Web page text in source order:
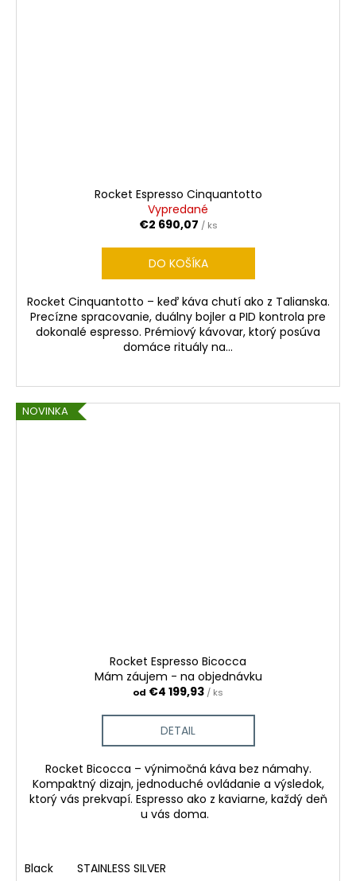
Rocket Espresso Cinquantotto
Vypredané
€2 690,07 / ks
DO KOŠÍKA
Rocket Cinquantotto – keď káva chutí ako z Talianska.
Precízne spracovanie, duálny bojler a PID kontrola pre
dokonalé espresso. Prémiový kávovar, ktorý posúva
domáce rituály na...
NOVINKA
Rocket Espresso Bicocca
Mám záujem - na objednávku
od €4 199,93 / ks
DETAIL
Rocket Bicocca – výnimočná káva bez námahy.
Kompaktný dizajn, jednoduché ovládanie a výsledok,
ktorý vás prekvapí. Espresso ako z kaviarne, každý deň
u vás doma.
Black STAINLESS SILVER